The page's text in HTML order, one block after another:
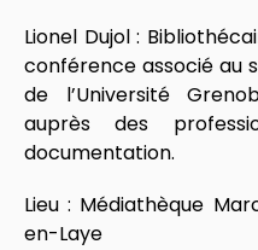
Lionel Dujol :
conférence associé au
de l’Université
auprès des
documentation.
Lieu : Médiathèque
en-Laye